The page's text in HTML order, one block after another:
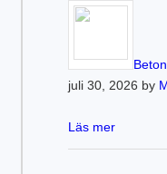
juli 30, 2026 by
Läs mer